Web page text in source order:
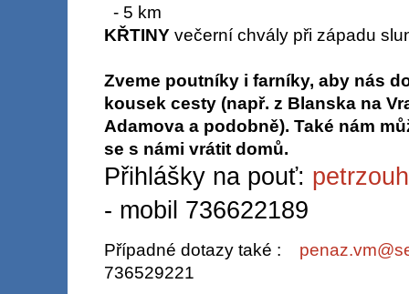
- 5 km
KŘTINYvečerní chvály při západu
Zveme poutníky i farníky, aby nás
kousek cesty (např. z Blanska na
Adamova a podobně). Také nám
se s námi vrátit domů.
Přihlášky na pouť:
- mobil 736622189
Případné dotazy také :
736529221